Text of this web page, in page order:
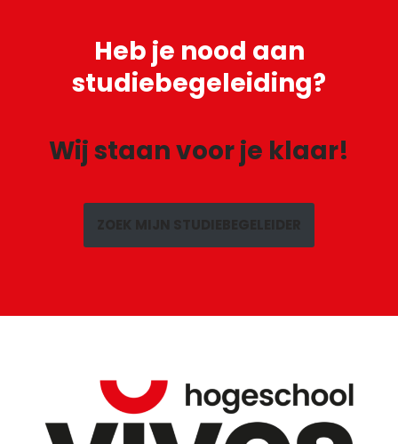
Heb je nood aan
studiebegeleiding?
Wij staan voor je klaar!